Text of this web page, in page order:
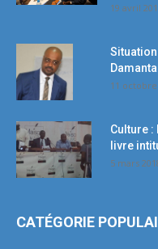
19 avril
11 octobre
Culture
livre
5 mars
CATÉGORIE